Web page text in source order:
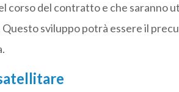
corso del contratto e che saranno
Questo sviluppo potrà essere il